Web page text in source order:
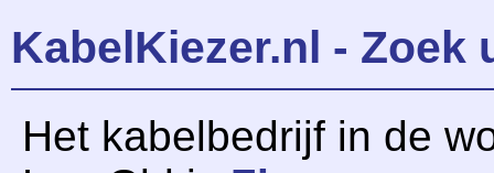
KabelKiezer.nl - Zoek
Het kabelbedrijf in de